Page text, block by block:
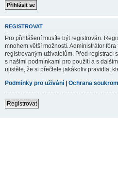
REGISTROVAT
Pro přihlášení musíte být registrován.
mnohem větší možnosti. Administrátor
registrovaným uživatelům. Před registrací
s našimi podmínkami pro použití a s
ujistěte, že si přečtete jakákoliv pravidla,
Podmínky pro užívání | Ochrana
Registrovat